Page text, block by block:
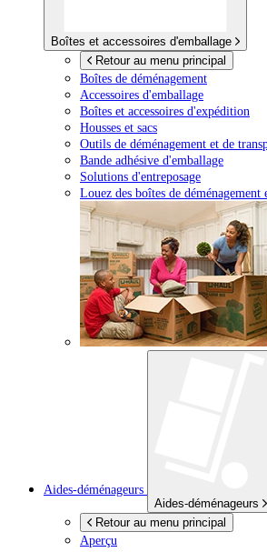
Boîtes et accessoires d'emballage
Retour au menu principal
Boîtes de déménagement
Accessoires d'emballage
Boîtes et accessoires d'expédition
Housses et sacs
Outils de déménagement et de
Bande adhésive d'emballage
Solutions d'entreposage
Louez des boîtes de déménagement
Aides-déménageurs
Aides-déménageurs
Retour au menu principal
Aperçu